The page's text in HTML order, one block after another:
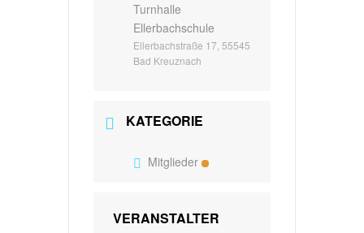
Turnhalle
Ellerbachschule
Ellerbachstraße 17, 55545
Bad Kreuznach
KATEGORIE
Mitglieder
VERANSTALTER